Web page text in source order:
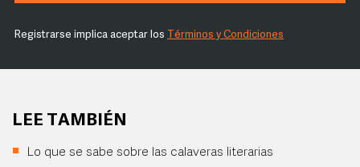
Registrarse implica aceptar los Términos y Condiciones
LEE TAMBIÉN
Lo que se sabe sobre las calaveras literarias